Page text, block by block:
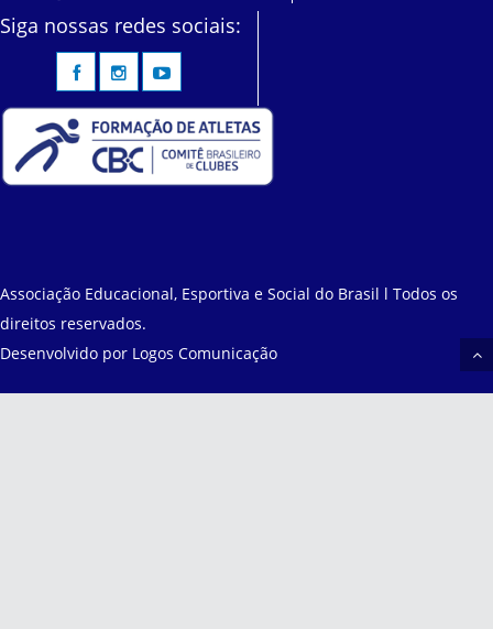
Siga nossas redes sociais:
Associação Educacional, Esportiva e Social do Brasil l Todos os
direitos reservados.
Desenvolvido por Logos Comunicação